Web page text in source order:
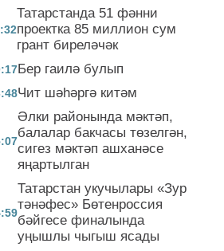
Татарстанда 51 фәнни
проектка 85 миллион сум
грант биреләчәк
Бер гаилә булып
Чит шәһәргә китәм
Әлки районында мәктәп,
балалар бакчасы төзелгән,
сигез мәктәп ашханәсе
яңартылган
Татарстан укучылары «Зур
тәнәфес» Бөтенроссия
бәйгесе финалында
уңышлы чыгыш ясады